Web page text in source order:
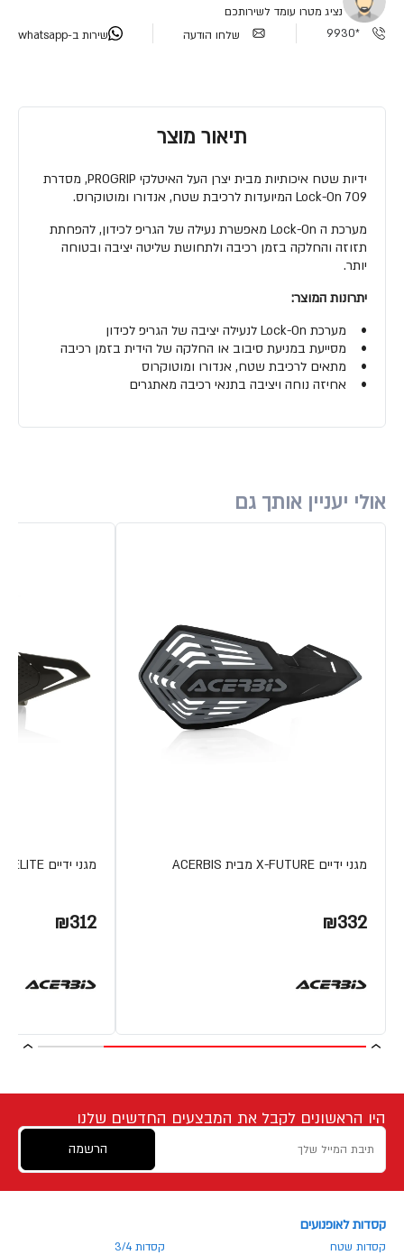
נציג מטרו עומד לשירותכם
*9930
שלחו הודעה שירות ב-whatsapp
תיאור מוצר
ידיות שטח איכותיות מבית יצרן העל האיטלקי PROGRIP, מסדרת
Lock-On 709 המיועדות לרכיבת שטח, אנדורו ומוטוקרוס.
מערכת ה Lock-On מאפשרת נעילה של הגריפ לכידון, להפחתת
תזוזה והחלקה בזמן רכיבה ולתחושת שליטה יציבה ובטוחה
יותר.
יתרונות המוצר:
• מערכת Lock-On לנעילה יציבה של הגריפ לכידון
• מסייעת במניעת סיבוב או החלקה של הידית בזמן רכיבה
• מתאים לרכיבת שטח, אנדורו ומוטוקרוס
• אחיזה נוחה ויציבה בתנאי רכיבה מאתגרים
אולי יעניין אותך גם
מגני ידיים X-FUTURE מבית ACERBIS
₪332
מגני ידיים X-ELITE מבית ACERBIS
₪312
היו הראשונים לקבל את המבצעים החדשים שלנו
הרשמה
קסדות לאופנועים
קסדות שטח
קסדות 3/4